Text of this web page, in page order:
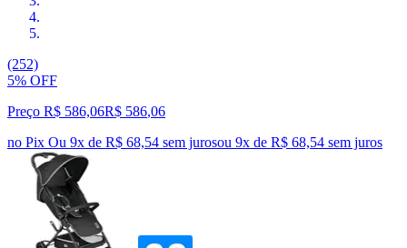
(252)
5% OFF
Preço R$ 586,06R$ 586,06
no Pix Ou 9x de R$ 68,54 sem jurosou 9x de R$ 68,54 sem juros